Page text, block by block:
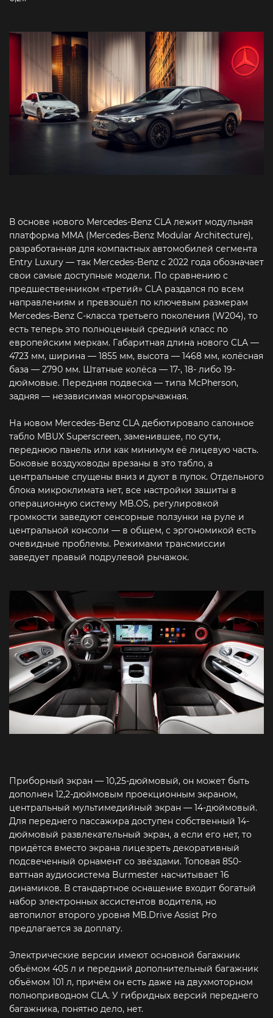
В основе нового Mercedes-Benz CLA лежит модульная
платформа MMA (Mercedes-Benz Modular Architecture),
разработанная для компактных автомобилей сегмента
Entry Luxury — так Mercedes‑Benz с 2022 года обозначает
свои самые доступные модели. По сравнению с
предшественником «третий» CLA раздался по всем
направлениям и превзошёл по ключевым размерам
Mercedes-Benz C-класса третьего поколения (W204), то
есть теперь это полноценный средний класс по
европейским меркам. Габаритная длина нового CLA —
4723 мм, ширина — 1855 мм, высота — 1468 мм, колёсная
база — 2790 мм. Штатные колёса — 17-, 18- либо 19-
дюймовые. Передняя подвеска — типа McPherson,
задняя — независимая многорычажная.
На новом Mercedes-Benz CLA дебютировало салонное
табло MBUX Superscreen, заменившее, по сути,
переднюю панель или как минимум её лицевую часть.
Боковые воздуховоды врезаны в это табло, а
центральные спущены вниз и дуют в пупок. Отдельного
блока микроклимата нет, все настройки зашиты в
операционную систему MB.OS, регулировкой
громкости заведуют сенсорные ползунки на руле и
центральной консоли — в общем, с эргономикой есть
очевидные проблемы. Режимами трансмиссии
заведует правый подрулевой рычажок.
Приборный экран — 10,25-дюймовый, он может быть
дополнен 12,2-дюймовым проекционным экраном,
центральный мультимедийный экран — 14-дюймовый.
Для переднего пассажира доступен собственный 14-
дюймовый развлекательный экран, а если его нет, то
придётся вместо экрана лицезреть декоративный
подсвеченный орнамент со звёздами. Топовая 850-
ваттная аудиосистема Burmester насчитывает 16
динамиков. В стандартное оснащение входит богатый
набор электронных ассистентов водителя, но
автопилот второго уровня MB.Drive Assist Pro
предлагается за доплату.
Электрические версии имеют основной багажник
объёмом 405 л и передний дополнительный багажник
объёмом 101 л, причём он есть даже на двухмоторном
полноприводном CLA. У гибридных версий переднего
багажника, понятно дело, нет.